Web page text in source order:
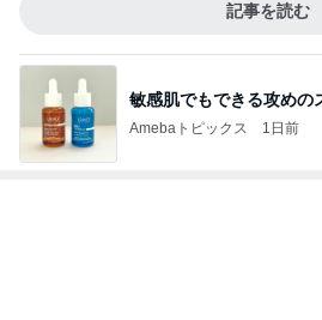
記事を読む
敏感肌でもできる攻めの
Amebaトピックス 1日前